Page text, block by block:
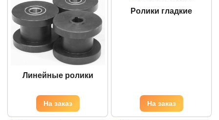
Линейные ролики
Ролики гладкие